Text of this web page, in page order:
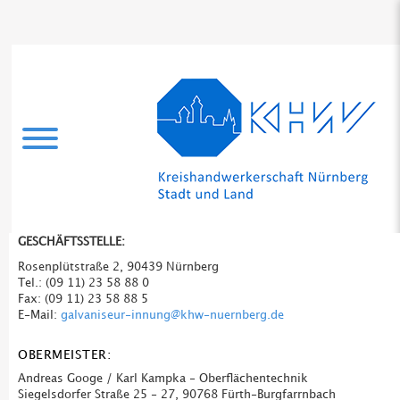
GESCHÄFTSSTELLE:
Rosenplütstraße 2, 90439 Nürnberg
Tel.: (09 11) 23 58 88 0
Fax: (09 11) 23 58 88 5
E-Mail: galvaniseur-innung@khw-nuernberg.de
OBERMEISTER:
Andreas Googe / Karl Kampka - Oberflächentechnik
Siegelsdorfer Straße 25 - 27, 90768 Fürth-Burgfarrnbach